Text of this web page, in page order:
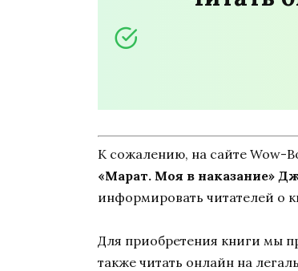
К сожалению, на сайте Wow-
«Марат. Моя в наказание»
информировать читателей о
Для приобретения книги мы
также читать онлайн на